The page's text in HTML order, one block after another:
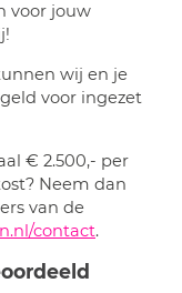
voor jouw
wij en je
voor ingezet
€ 2.500,- per
Neem dan
van de
contact.